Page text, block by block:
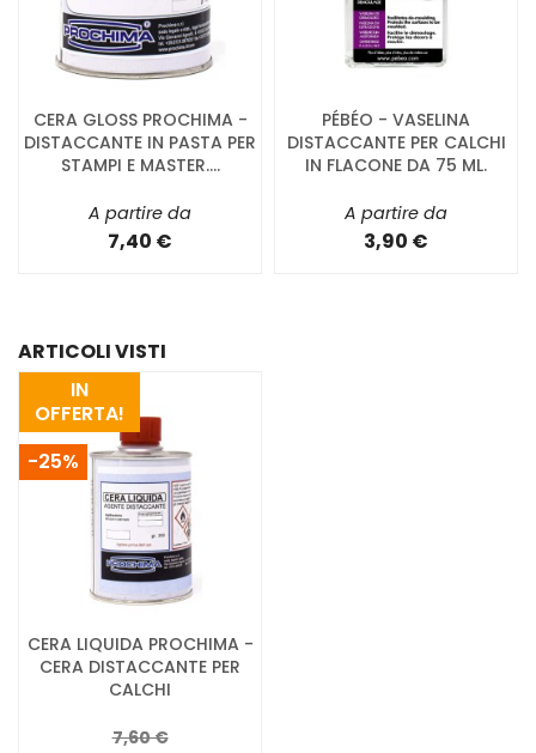
CERA GLOSS PROCHIMA -
DISTACCANTE IN PASTA PER
STAMPI E MASTER....
A partire da
7,40 €
PÉBÉO - VASELINA
DISTACCANTE PER CALCHI
IN FLACONE DA 75 ML.
A partire da
3,90 €
ARTICOLI VISTI
CERA LIQUIDA PROCHIMA -
CERA DISTACCANTE PER
CALCHI
7,60 €
IN
OFFERTA!
-25%